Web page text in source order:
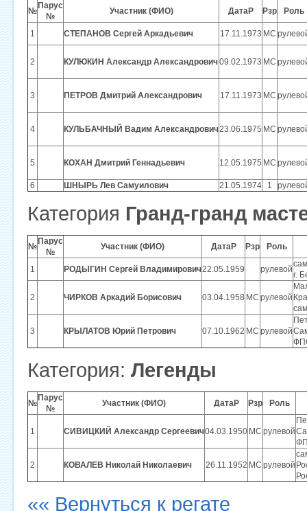
№
Парус
№
Участник (ФИО) ДатаР Рзр Роль
1 СТЕПАНОВ Сергей Аркадьевич 17.11.1973 МС
2 КУЛЮКИН Александр Александрович09.02.1973 МС
3 ПЕТРОВ Дмитрий Александрович 17.11.1973 МС
4 КУЛЬБАЧНЫЙ Вадим Александрович23.06.1975 МС
5 КОХАН Дмитрий Геннадьевич 12.05.1975 МС
6 ШНЫРЬ Лев Самуилович 21.05.1974 1
Категория Гранд-гранд
№
Парус
№
Участник (ФИО) ДатаР Рзр Роль
1 РОДЫГИН Сергей Владимирович22.05.1959 рулевой
г.
2 ЧИРКОВ Аркадий Борисович 03.04.1958 МС рулевой
3 КРЫЛАТОВ Юрий Петрович 07.10.1962 МС рулевой
Категория: Легенды
№
Парус
№
Участник (ФИО) ДатаР Рзр Роль
1 СИВИЦКИЙ Александр Сергеевич04.03.1950 МС рулевой
2 КОВАЛЕВ Николай Николаевич 26.11.1952 МС рулевой
«« Вернуться к регате